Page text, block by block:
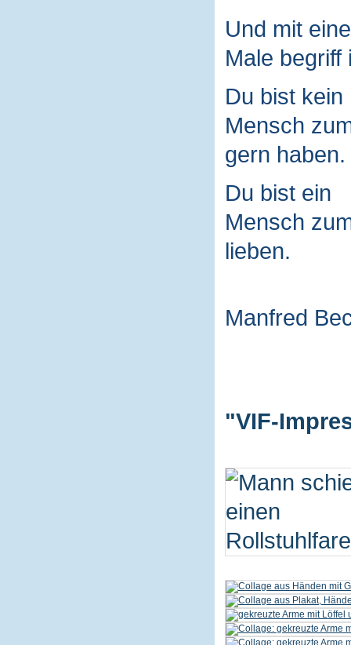
Und mit
Male begriff
Du bist kein
Mensch
gern haben.
Du bist ein
Mensch
lieben.
Manfred
"VIF-